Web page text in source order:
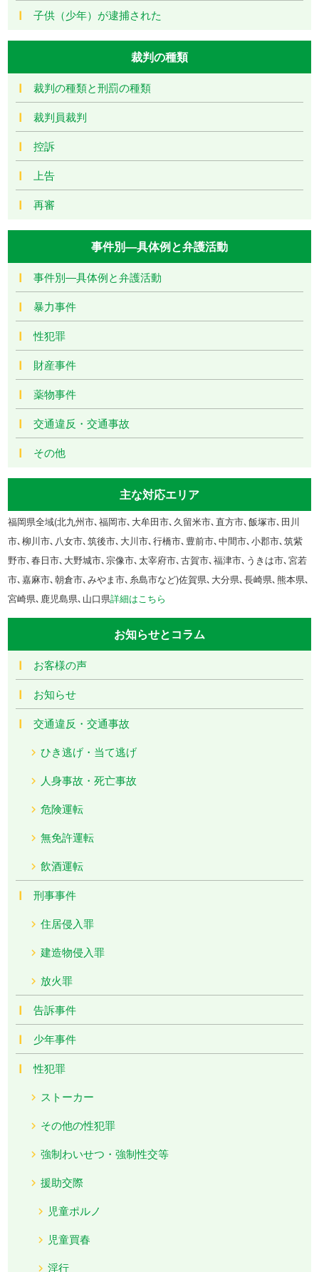
子供（少年）が逮捕された
裁判の種類
裁判の種類と刑罰の種類
裁判員裁判
控訴
上告
再審
事件別―具体例と弁護活動
事件別―具体例と弁護活動
暴力事件
性犯罪
財産事件
薬物事件
交通違反・交通事故
その他
主な対応エリア
福岡県全域(北九州市､福岡市､大牟田市､久留米市､直方市､飯塚市､田川
市､柳川市､八女市､筑後市､大川市､行橋市､豊前市､中間市､小郡市､筑紫
野市､春日市､大野城市､宗像市､太宰府市､古賀市､福津市､うきは市､宮若
市､嘉麻市､朝倉市､みやま市､糸島市など)佐賀県､大分県､長崎県､熊本県､
宮崎県､鹿児島県､山口県詳細はこちら
お知らせとコラム
お客様の声
お知らせ
交通違反・交通事故
ひき逃げ・当て逃げ
人身事故・死亡事故
危険運転
無免許運転
飲酒運転
刑事事件
住居侵入罪
建造物侵入罪
放火罪
告訴事件
少年事件
性犯罪
ストーカー
その他の性犯罪
強制わいせつ・強制性交等
援助交際
児童ポルノ
児童買春
淫行